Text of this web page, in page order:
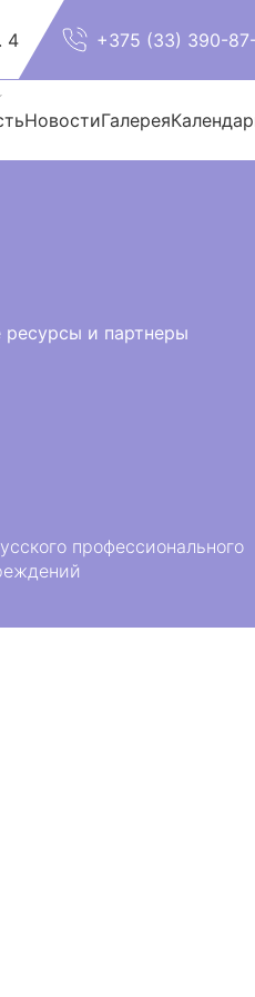
4 +375 (33) 390-
НовостиГалерея
и партнеры
профессионального